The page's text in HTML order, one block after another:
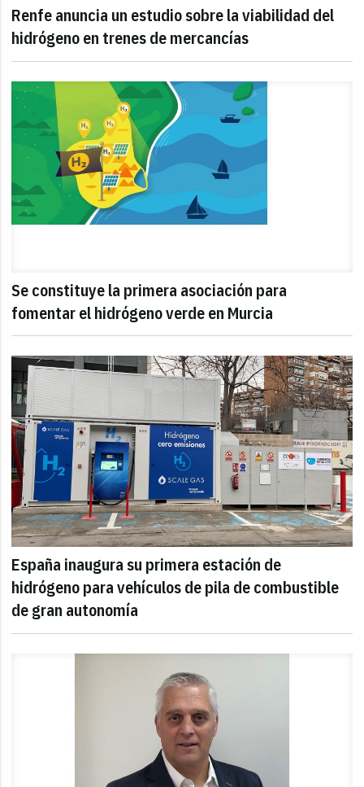
Renfe anuncia un estudio sobre la viabilidad del
hidrógeno en trenes de mercancías
Se constituye la primera asociación para
fomentar el hidrógeno verde en Murcia
España inaugura su primera estación de
hidrógeno para vehículos de pila de combustible
de gran autonomía